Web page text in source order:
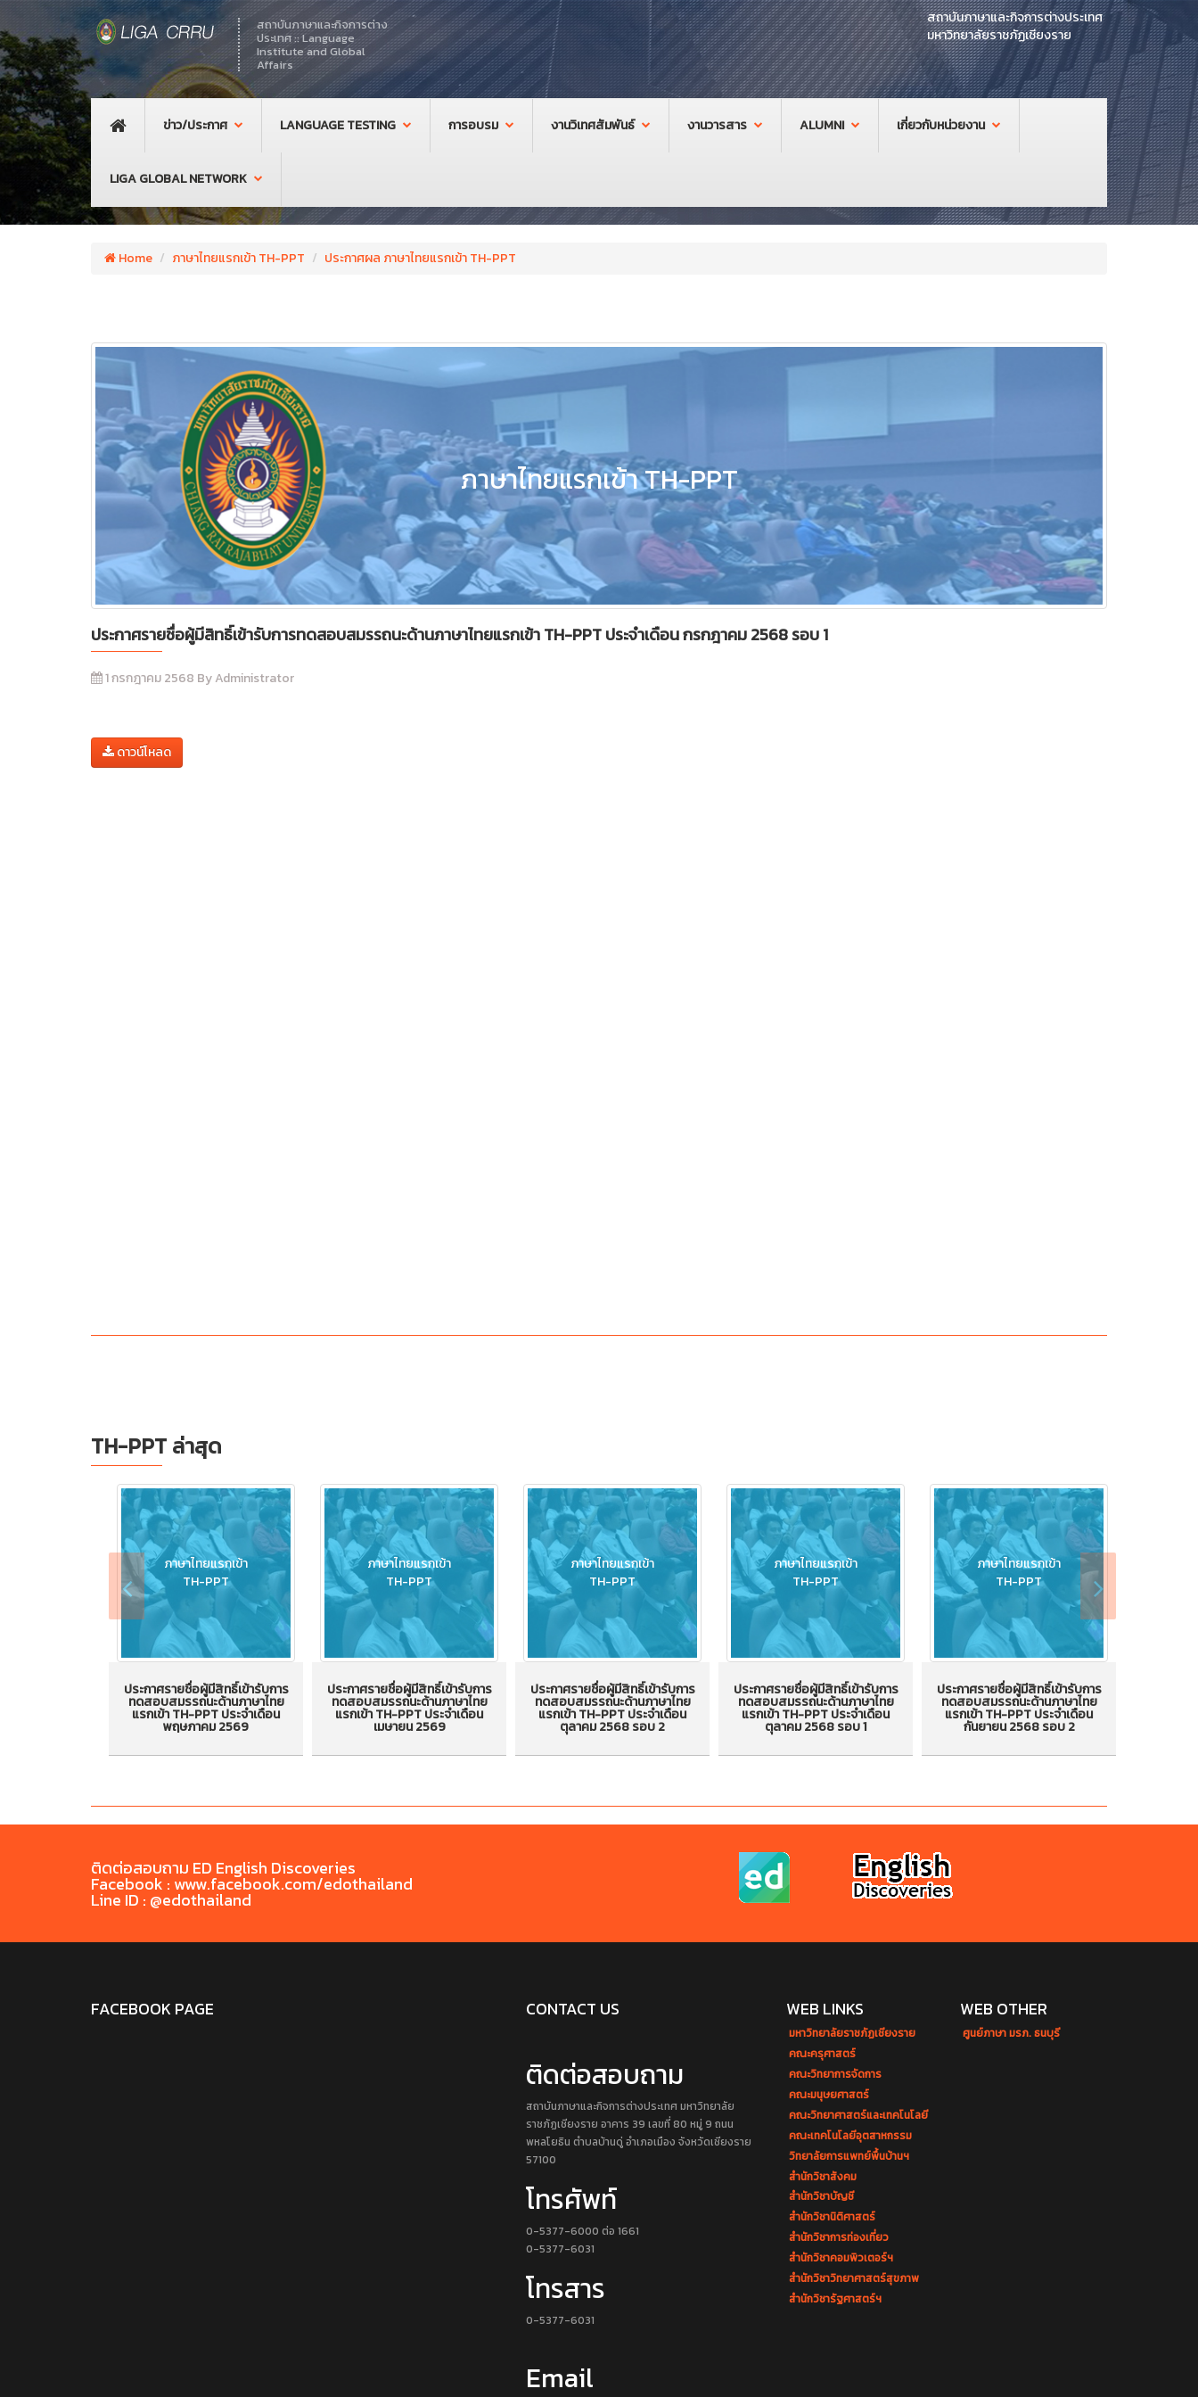
สถาบันภาษาและกิจการต่าง
ประเทศ :: Language
Institute and Global
Affairs
สถาบันภาษาและกิจการต่างประเทศ
มหาวิทยาลัยราชภัฏเชียงราย
ข่าว/ประกาศ LANGUAGE TESTING การอบรม งานวิเทศสัมพันธ์ งานวารสาร ALUMNI เกี่ยวกับหน่วยงาน
LIGA GLOBAL NETWORK
Home ภาษาไทยแรกเข้า TH-PPT ประกาศผล ภาษาไทยแรกเข้า TH-PPT
ภาษาไทยแรกเข้า TH-PPT
ประกาศรายชื่อผู้มีสิทธิ์เข้ารับการทดสอบสมรรถนะด้านภาษาไทยแรกเข้า TH-PPT ประจำเดือน กรกฎาคม 2568 รอบ 1
1 กรกฎาคม 2568 By Administrator
ดาวน์โหลด
TH-PPT ล่าสุด
ภาษาไทยแรกเข้า
TH-PPT
ประกาศรายชื่อผู้มีสิทธิ์เข้ารับ
การทดสอบสมรรถนะด้าน
ภาษาไทยแรกเข้า TH-PPT
ประกาศรายชื่อผู้มีสิทธิ์เข้ารับการ
ทดสอบสมรรถนะด้านภาษาไทย
แรกเข้า TH-PPT ประจำเดือน
พฤษภาคม 2569
ภาษาไทยแรกเข้า
TH-PPT
ประกาศรายชื่อผู้มีสิทธิ์เข้ารับ
ภาษาไทยแรกเข้า TH-PPT
ประกาศรายชื่อผู้มีสิทธิ์เข้ารับการ
ทดสอบสมรรถนะด้านภาษาไทย
แรกเข้า TH-PPT ประจำเดือน
เมษายน 2569
ภาษาไทยแรกเข้า
TH-PPT
ประกาศรายชื่อผู้มีสิทธิ์เข้ารับ
การทดสอบสมรรถนะด้าน
ภาษาไทยแรกเข้า TH-PPT
ประกาศรายชื่อผู้มีสิทธิ์เข้ารับการ
ทดสอบสมรรถนะด้านภาษาไทย
แรกเข้า TH-PPT ประจำเดือน
ตุลาคม 2568 รอบ 2
ภาษาไทยแรกเข้า
TH-PPT
ประกาศรายชื่อผู้มีสิทธิ์เข้ารับ
การทดสอบสมรรถนะด้าน
ภาษาไทยแรกเข้า TH-PPT
ประกาศรายชื่อผู้มีสิทธิ์เข้ารับการ
ทดสอบสมรรถนะด้านภาษาไทย
แรกเข้า TH-PPT ประจำเดือน
ตุลาคม 2568 รอบ 1
ภาษาไทยแรกเข้า
TH-PPT
ประกาศรายชื่อผู้มีสิทธิ์เข้ารับ
การทดสอบสมรรถนะด้าน
ภาษาไทยแรกเข้า TH-PPT
ประกาศรายชื่อผู้มีสิทธิ์เข้ารับการ
ทดสอบสมรรถนะด้านภาษาไทย
แรกเข้า TH-PPT ประจำเดือน
กันยายน 2568 รอบ 2
ติดต่อสอบถาม ED English Discoveries
Facebook : www.facebook.com/edothailand
Line ID : @edothailand
FACEBOOK PAGE CONTACT US
ติดต่อสอบถาม
สถาบันภาษาและกิจการต่างประเทศ มหาวิทยาลัย
ราชภัฏเชียงราย อาคาร 39 เลขที่ 80 หมู่ 9 ถนน
พหลโยธิน ตำบลบ้านดู่ อำเภอเมือง จังหวัดเชียงราย
57100
โทรศัพท์
0-5377-6000 ต่อ 1661
0-5377-6031
โทรสาร
0-5377-6031
Email
WEB LINKS
มหาวิทยาลัยราชภัฏเชียงราย
คณะครุศาสตร์
คณะวิทยาการจัดการ
คณะมนุษยศาสตร์
คณะวิทยาศาสตร์และเทคโนโลยี
คณะเทคโนโลยีอุตสาหกรรม
วิทยาลัยการแพทย์พื้นบ้านฯ
สำนักวิชาสังคม
สำนักวิชาบัญชี
สำนักวิชานิติศาสตร์
สำนักวิชาการท่องเที่ยว
สำนักวิชาคอมพิวเตอร์ฯ
สำนักวิชาวิทยาศาสตร์สุขภาพ
สำนักวิชารัฐศาสตร์ฯ
WEB OTHER
ศูนย์ภาษา มรภ. ธนบุรี